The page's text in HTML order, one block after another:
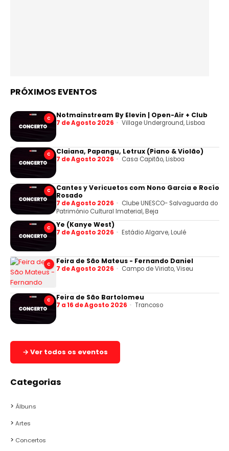
PRÓXIMOS EVENTOS
C Notmainstream By Elevin | Open-Air + Club
7 de Agosto 2026 Village Underground, Lisboa
C Claiana, Papangu, Letrux (Piano & Violão)
7 de Agosto 2026 Casa Capitão, Lisboa
C
Cantes y Vericuetos com Nono Garcia e Rocío
Rosado
7 de Agosto 2026
Clube UNESCO- Salvaguarda do
Património Cultural Imaterial, Beja
C Ye (Kanye West)
7 de Agosto 2026 Estádio Algarve, Loulé
C Feira de São Mateus - Fernando Daniel
7 de Agosto 2026 Campo de Viriato, Viseu
C Feira de São Bartolomeu
7 a 16 de Agosto 2026 Trancoso
→ Ver todos os eventos
Categorias
Álbuns
Artes
Concertos